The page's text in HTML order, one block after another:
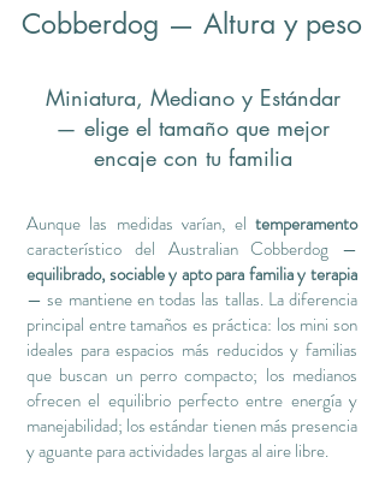
Cobberdog — Altura y peso
Miniatura, Mediano y Estándar
— elige el tamaño que mejor
encaje con tu familia
Aunque las medidas varían, el temperamento
característico del Australian Cobberdog —
equilibrado, sociable y apto para familia y terapia
— se mantiene en todas las tallas. La diferencia
principal entre tamaños es práctica: los mini son
ideales para espacios más reducidos y familias
que buscan un perro compacto; los medianos
ofrecen el equilibrio perfecto entre energía y
manejabilidad; los estándar tienen más presencia
y aguante para actividades largas al aire libre.